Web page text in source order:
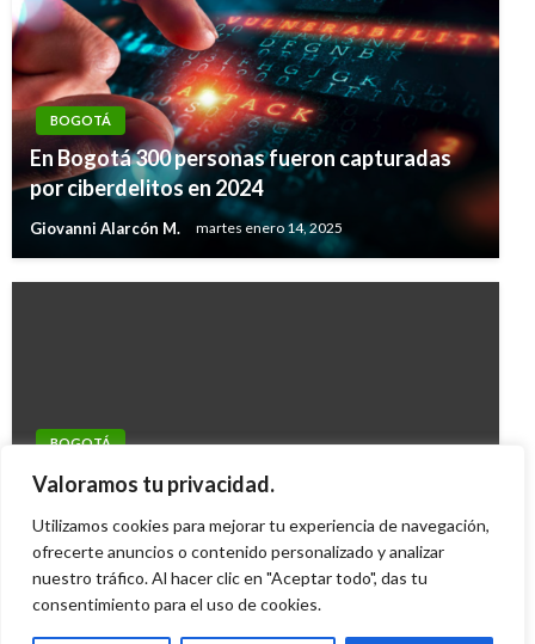
Valoramos tu privacidad.
Utilizamos cookies para mejorar tu experiencia de navegación,
ofrecerte anuncios o contenido personalizado y analizar
nuestro tráfico. Al hacer clic en "Aceptar todo", das tu
consentimiento para el uso de cookies.
BOGOTÁ
En Bogotá 300 personas fueron capturadas
por ciberdelitos en 2024
Giovanni Alarcón M. martes enero 14, 2025
BOGOTÁ
Policicía recuperó 6.572 celulares robados en
Mary Gomez viernes noviembre 21, 2014